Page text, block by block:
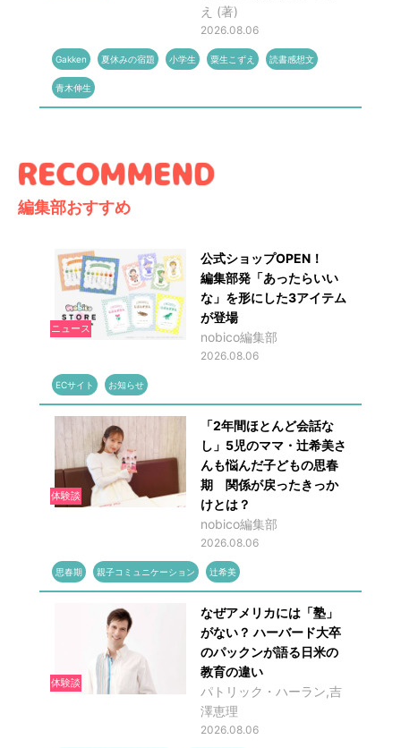
え (著)
2026.08.06
Gakken 夏休みの宿題 小学生 粟生こずえ 読書感想文
青木伸生
編集部おすすめ
ニュース
公式ショップOPEN！
編集部発「あったらいい
な」を形にした3アイテム
が登場
nobico編集部
2026.08.06
ECサイト お知らせ
体験談
「2年間ほとんど会話な
し」5児のママ・辻希美さ
んも悩んだ子どもの思春
期 関係が戻ったきっか
けとは？
nobico編集部
2026.08.06
思春期 親子コミュニケーション 辻希美
体験談
なぜアメリカには「塾」
がない？ ハーバード大卒
のパックンが語る日米の
教育の違い
パトリック・ハーラン,吉
澤恵理
2026.08.06